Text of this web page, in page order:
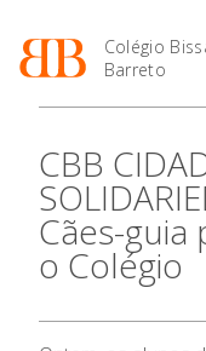
Colégio
Barreto
Projeto Educativo
Organização
Colaboradores
Colaboradores Não
Enriquecimento
Oferta Curricular
Atividades
Serviços
Profissionais
Matrículas
Horários e Manuais
Curso de Técnico de
Curso de Técnico/a de
à Família e à
2027
Calendários
Portal do Professor
Portal do Aluno/
SIGE
CBB
Cães-guia
o Colégio